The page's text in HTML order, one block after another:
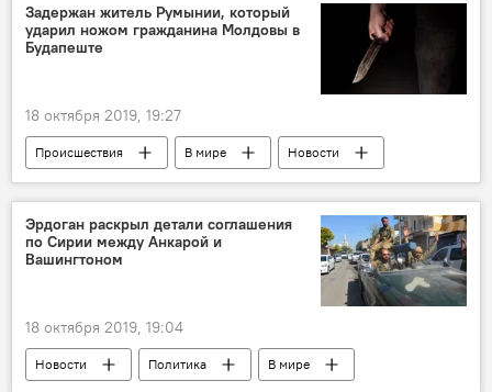
Задержан житель Румынии, который
ударил ножом гражданина Молдовы в
Будапеште
18 октября 2019, 19:27
Происшествия В мире
Новости
наши за границей
Эрдоган раскрыл детали соглашения
по Сирии между Анкарой и
Вашингтоном
18 октября 2019, 19:04
Новости Политика В мире